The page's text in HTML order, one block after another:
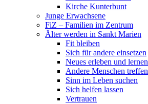
Kirche Kunterbunt
Junge Erwachsene
FiZ – Familien im Zentrum
Älter werden in Sankt Marien
Fit bleiben
Sich für andere einsetzen
Neues erleben und lernen
Andere Menschen treffen
Sinn im Leben suchen
Sich helfen lassen
Vertrauen